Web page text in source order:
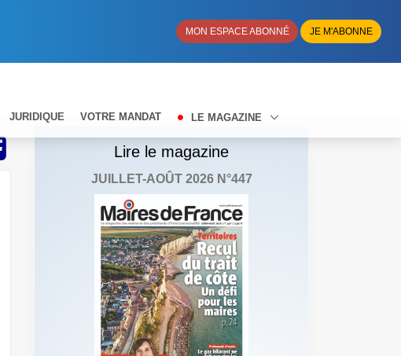
MON ESPACE ABONNÉ JE M'ABONNE
JURIDIQUE VOTRE MANDAT LE MAGAZINE
Lire le magazine
JUILLET-AOÛT 2026 N°447